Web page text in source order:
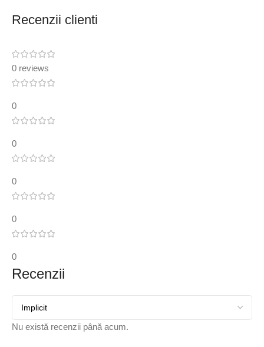
Recenzii clienti
0 reviews
0
0
0
0
0
Recenzii
Nu există recenzii până acum.